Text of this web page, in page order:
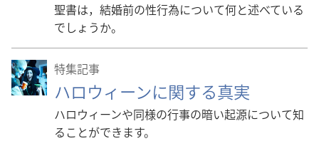
聖書は，結婚前の性行為について何と述べている
でしょうか。
特集記事
ハロウィーンに関する真実
ハロウィーンや同様の行事の暗い起源について知
ることができます。